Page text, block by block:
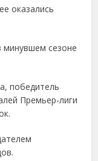
оказались
сезоне
победитель
Премьер-лиги